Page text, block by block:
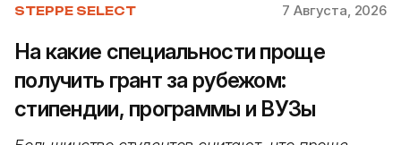
STEPPE SELECT 7 Августа, 2026
На какие специальности проще
получить грант за рубежом:
стипендии, программы и ВУЗы